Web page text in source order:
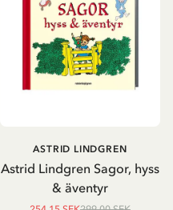
Astrid Lindgren Sagor, hyss
& äventyr
ASTRID LINDGREN